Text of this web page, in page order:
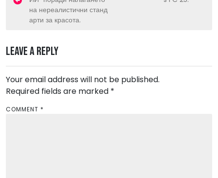
a
i
g
a
на нереалистични станд
арти за красота.
Leave a Reply
Your email address will not be published.
Required fields are marked *
COMMENT *